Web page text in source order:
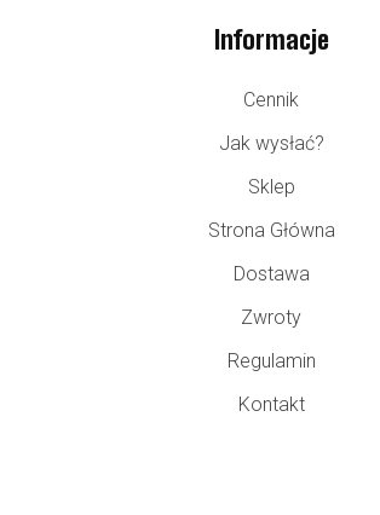
Informacje
Cennik
Jak wysłać?
Sklep
Strona Główna
Dostawa
Zwroty
Regulamin
Kontakt